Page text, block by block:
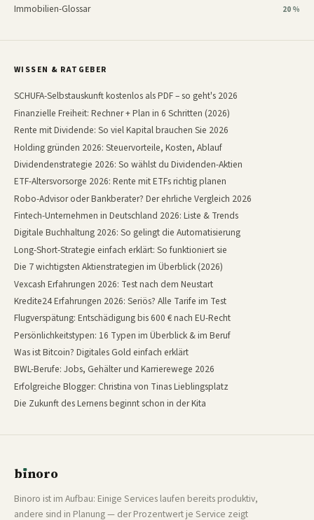
Immobilien-Glossar 20 %
WISSEN & RATGEBER
SCHUFA-Selbstauskunft kostenlos als PDF – so geht's 2026
Finanzielle Freiheit: Rechner + Plan in 6 Schritten (2026)
Rente mit Dividende: So viel Kapital brauchen Sie 2026
Holding gründen 2026: Steuervorteile, Kosten, Ablauf
Dividendenstrategie 2026: So wählst du Dividenden-Aktien
ETF-Altersvorsorge 2026: Rente mit ETFs richtig planen
Robo-Advisor oder Bankberater? Der ehrliche Vergleich 2026
Fintech-Unternehmen in Deutschland 2026: Liste & Trends
Digitale Buchhaltung 2026: So gelingt die Automatisierung
Long-Short-Strategie einfach erklärt: So funktioniert sie
Die 7 wichtigsten Aktienstrategien im Überblick (2026)
Vexcash Erfahrungen 2026: Test nach dem Neustart
Kredite24 Erfahrungen 2026: Seriös? Alle Tarife im Test
Flugverspätung: Entschädigung bis 600 € nach EU-Recht
Persönlichkeitstypen: 16 Typen im Überblick & im Beruf
Was ist Bitcoin? Digitales Gold einfach erklärt
BWL-Berufe: Jobs, Gehälter und Karrierewege 2026
Erfolgreiche Blogger: Christina von Tinas Lieblingsplatz
Die Zukunft des Lernens beginnt schon in der Kita
bınoro
Binoro ist im Aufbau: Einige Services laufen bereits produktiv,
andere sind in Planung — der Prozentwert je Service zeigt